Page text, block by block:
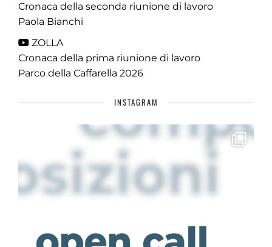
Cronaca della seconda riunione di lavoro
Paola Bianchi
ZOLLA
Cronaca della prima riunione di lavoro
Parco della Caffarella 2026
INSTAGRAM